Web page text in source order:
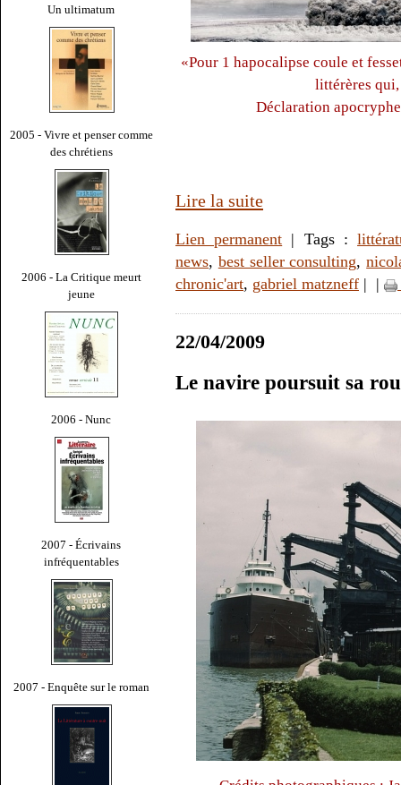
Un ultimatum
2005 - Vivre et penser comme
des chrétiens
2006 - La Critique meurt
jeune
2006 - Nunc
2007 - Écrivains
infréquentables
2007 - Enquête sur le roman
«Pour 1 hapocalipse coule et
littérères
Déclaration
Lire la suite
Lien permanent | Tags :
news, best seller consulting,
chronic'art, gabriel matzneff | |
22/04/2009
Le navire poursuit sa